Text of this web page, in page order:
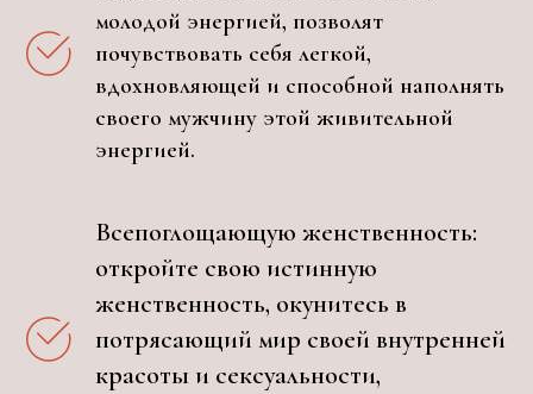
молодой энергией, позволят
почувствовать себя легкой,
вдохновляющей и способной наполнять
своего мужчину этой живительной
энергией.
Всепоглощающую женственность:
откройте свою истинную
женственность, окунитесь в
потрясающий мир своей внутренней
красоты и сексуальности,